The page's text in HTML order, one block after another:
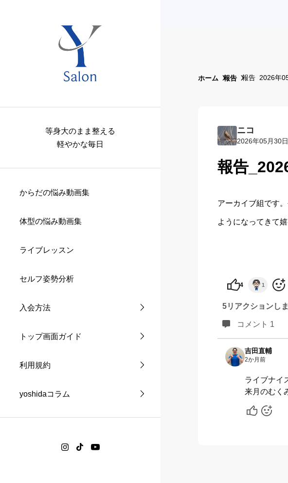
等身大のまま整える
軽やかな毎日
からだの悩み動画集
体型の悩み動画集
ライブレッスン
セルフ姿勢分析
入会方法
トップ画面ガイド
利用規約
yoshidaコラム
ホーム 報告 報告_2026年
ニコ
2026年05月30
報告
アーカイブ組です
ようになってきて
4 1
5リアクションし
コメント 1
吉田直輔
2か月前
ライブナイ
来月のむく